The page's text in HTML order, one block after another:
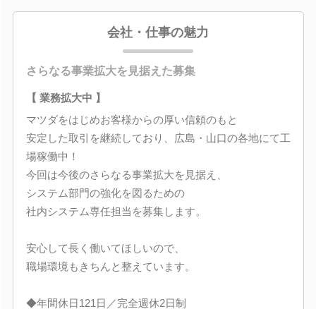
会社・仕事の魅力
さらなる事業拡大を見据えた募集
【 業務拡大中 】
マツダをはじめお客様からの厚い信頼のもと
安定した取引を継続しており、広島・山口の各地にて工
場稼働中！
今回は今後のさらなる事業拡大を見据え、
システム部門の強化を図るための
社内システム専任担当を募集します。
安心して長く働いてほしいので、
職場環境もきちんと整えています。
◆年間休日121日／完全週休2日制